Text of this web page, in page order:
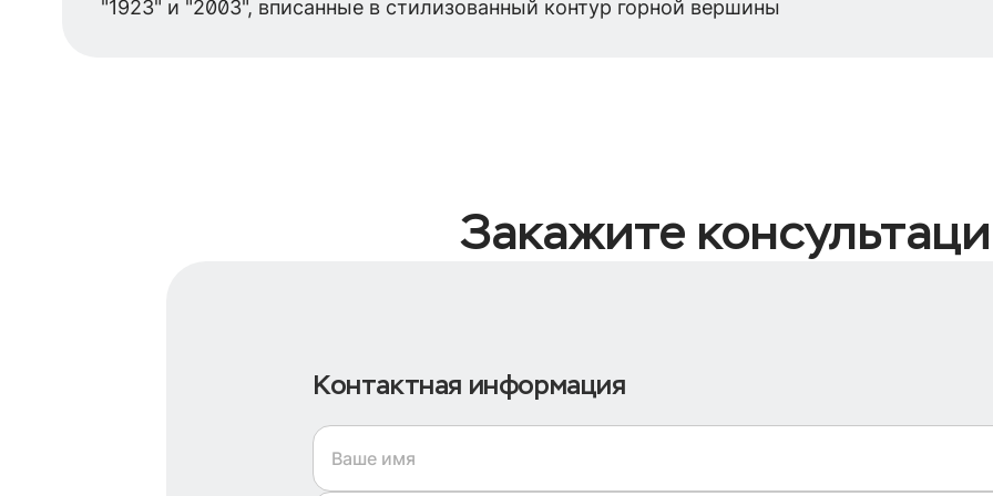
"1923" и "2003", вписанные в стилизованный контур горной вершины
Закажите
Контактная информация
Ваше имя